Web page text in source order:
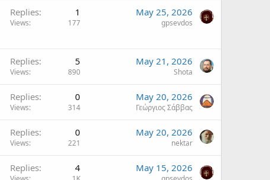
Replies 1
Views 177
May 25, 2026
gpsevdos
Replies 5
Views 890
May 21, 2026
Shota
Replies 0
Views 314
May 20, 2026
Γεώργιος Σάββας
Replies 0
Views 221
May 20, 2026
nektar
Replies 4 May 15, 2026